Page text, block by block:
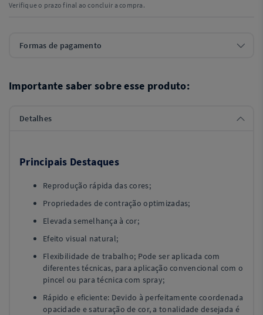
Verifique o prazo final ao concluir a compra.
Formas de pagamento
Importante saber sobre esse produto:
Detalhes
Principais Destaques
Reprodução rápida das cores;
Propriedades de contração optimizadas;
Elevada semelhança à cor;
Efeito visual natural;
Flexibilidade de trabalho; Pode ser aplicada com
diferentes técnicas, para aplicação convencional com o
pincel ou para técnica com spray;
Rápido e eficiente: Devido à perfeitamente coordenada
opacidade e saturação de cor, a tonalidade desejada é